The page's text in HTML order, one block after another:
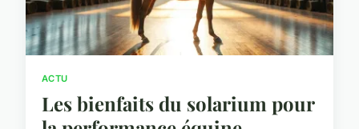
ACTU
Les bienfaits du solarium pour